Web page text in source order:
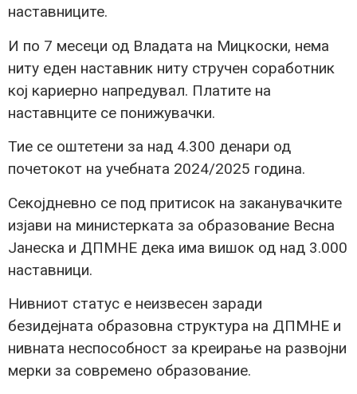
наставниците.
И по 7 месеци од Владата на Мицкоски, нема
ниту еден наставник ниту стручен соработник
кој кариерно напредувал. Платите на
наставнците се понижувачки.
Тие се оштетени за над 4.300 денари од
почетокот на учебната 2024/2025 година.
Секојдневно се под притисок на заканувачките
изјави на министерката за образование Весна
Јанеска и ДПМНЕ дека има вишок од над 3.000
наставници.
Нивниот статус е неизвесен заради
безидејната образовна структура на ДПМНЕ и
нивната неспособност за креирање на развојни
мерки за современо образование.